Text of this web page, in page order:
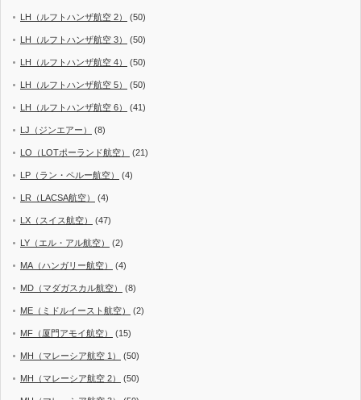
LH（ルフトハンザ航空 2） (50)
LH（ルフトハンザ航空 3） (50)
LH（ルフトハンザ航空 4） (50)
LH（ルフトハンザ航空 5） (50)
LH（ルフトハンザ航空 6） (41)
LJ（ジンエアー） (8)
LO（LOTポーランド航空） (21)
LP（ラン・ペルー航空） (4)
LR（LACSA航空） (4)
LX（スイス航空） (47)
LY（エル・アル航空） (2)
MA（ハンガリー航空） (4)
MD（マダガスカル航空） (8)
ME（ミドルイースト航空） (2)
MF（厦門アモイ航空） (15)
MH（マレーシア航空 1） (50)
MH（マレーシア航空 2） (50)